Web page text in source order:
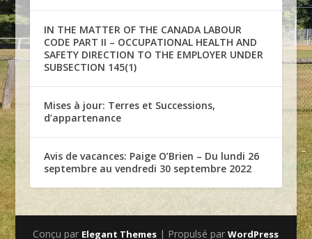
IN THE MATTER OF THE CANADA LABOUR
CODE PART II – OCCUPATIONAL HEALTH AND
SAFETY DIRECTION TO THE EMPLOYER UNDER
SUBSECTION 145(1)
Mises à jour: Terres et Successions,
d’appartenance
Avis de vacances: Paige O’Brien – Du lundi 26
septembre au vendredi 30 septembre 2022
Conçu par Elegant Themes | Propulsé parWordPress